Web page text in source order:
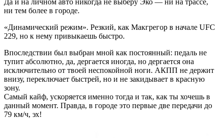
ни тем более в городе.
«Динамический режим». Резкий, как Макгрегор в начале UFC
229, но к нему привыкаешь быстро.
Впоследствии был выбран мной как постоянный: педаль не
тупит абсолютно, да, дергается иногда, но дергается она
исключительно от твоей неспокойной ноги. АКПП не держит
внизу, переключает быстрей, но и не закидывает в красную
зону.
Самый кайф, ускоряется именно тогда и так, как ты хочешь в
данный момент. Правда, в городе это первые две передачи до
79 км/ч, эх!